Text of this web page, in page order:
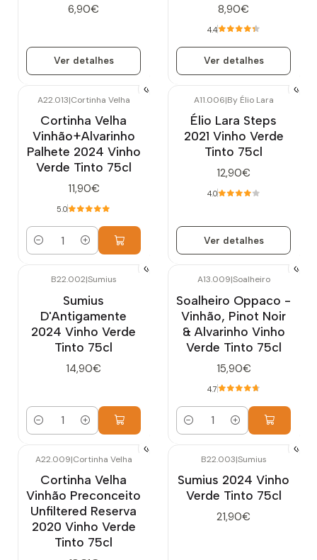
6,90€
Ver detalhes
8,90€
4.4
Ver detalhes
A22.013|Cortinha Velha
Cortinha Velha
Vinhão+Alvarinho
Palhete 2024 Vinho
Verde Tinto 75cl
11,90€
5.0
Quantidade
A11.006|By Élio Lara
Élio Lara Steps
2021 Vinho Verde
Tinto 75cl
12,90€
4.0
Ver detalhes
B22.002|Sumius
Sumius
D'Antigamente
2024 Vinho Verde
Tinto 75cl
14,90€
Quantidade
A13.009|Soalheiro
Soalheiro Oppaco -
Vinhão, Pinot Noir
& Alvarinho Vinho
Verde Tinto 75cl
15,90€
4.7
Quantidade
A22.009|Cortinha Velha
Cortinha Velha
Vinhão Preconceito
Unfiltered Reserva
2020 Vinho Verde
Tinto 75cl
B22.003|Sumius
Sumius 2024 Vinho
Verde Tinto 75cl
21,90€